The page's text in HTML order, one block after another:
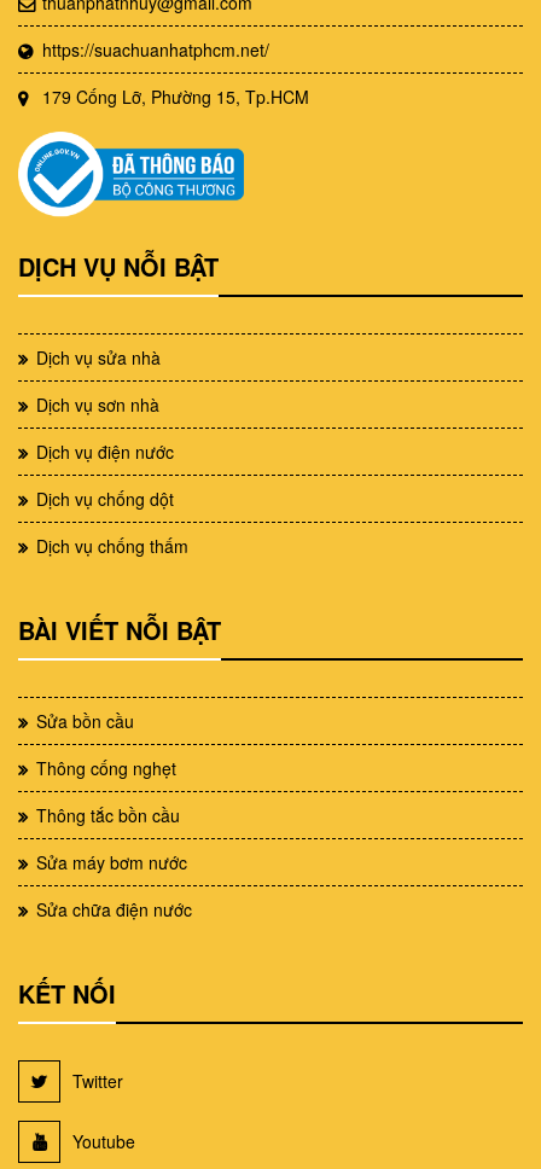
https://suachuanhatphcm.net/
179 Cống Lỡ, Phường 15, Tp.HCM
DỊCH VỤ NỖI BẬT
Dịch vụ sửa nhà
Dịch vụ sơn nhà
Dịch vụ điện nước
Dịch vụ chống dột
Dịch vụ chống thấm
BÀI VIẾT NỖI BẬT
Sửa bồn cầu
Thông cống nghẹt
Thông tắc bồn cầu
Sửa máy bơm nước
Sửa chữa điện nước
KẾT NỐI
Twitter
Youtube